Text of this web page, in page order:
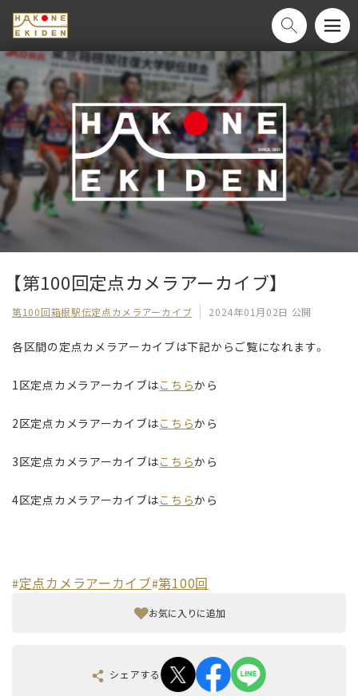
【第100回定点カメラアーカイブ】
第100回箱根駅伝定点カメラアーカイブ 2024年01月02日 公開
各区間の定点カメラアーカイブは下記からご覧になれます。
1区定点カメラアーカイブはこちらから
2区定点カメラアーカイブはこちらから
3区定点カメラアーカイブはこちらから
4区定点カメラアーカイブはこちらから
#定点カメラアーカイブ#第100回
お気に入りに追加
シェアする